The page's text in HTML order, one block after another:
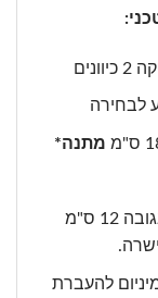
מתנה*
המטבח יושב על רגליים מתכווננות בגובה 12 ס"מ
להעברת